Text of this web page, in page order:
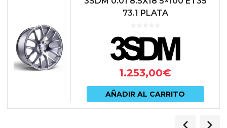
73.1 PLATA
1.253,00€
AÑADIR AL CARRITO